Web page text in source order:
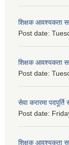
शिक्षक आवश्यकता
Post date:
शिक्षक आवश्यकता
Post date:
सेवा करारमा
Post date:
शिक्षक आवश्यकता